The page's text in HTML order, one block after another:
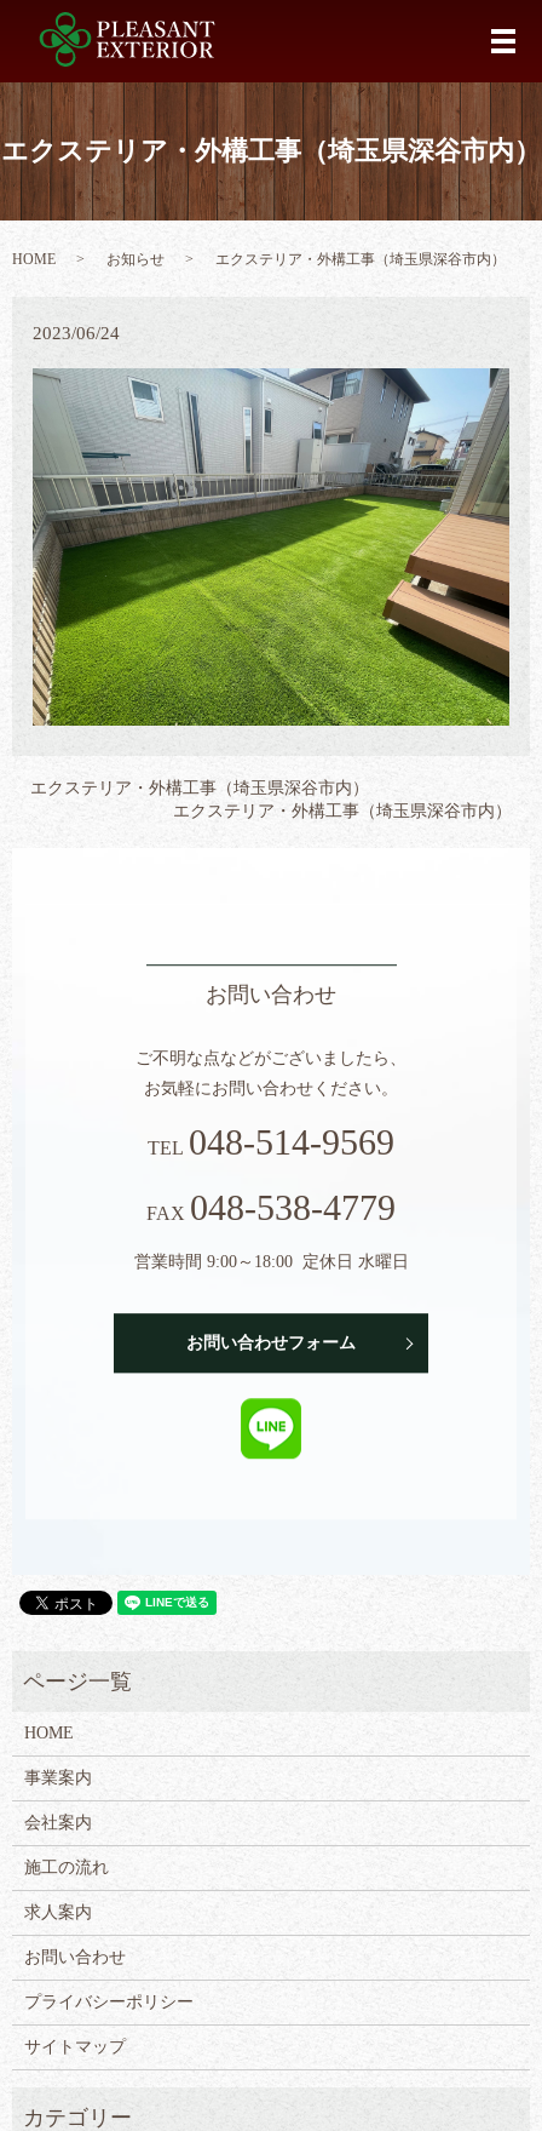
メ
エクステリア・外構工事（埼玉県深谷市内）
HOME お知らせ エクステリア・外構工事（埼玉県深谷市内）
2023/06/24
エクステリア・外構工事（埼玉県深谷市内）
エクステリア・外構工事（埼玉県深谷市内）
お問い合わせ
ご不明な点などがございましたら、
お気軽にお問い合わせください。
TEL 048-514-9569
FAX 048-538-4779
営業時間 9:00～18:00 定休日 水曜日
お問い合わせフォーム
HOME
事業案内
会社案内
施工の流れ
求人案内
お問い合わせ
プライバシーポリシー
サイトマップ